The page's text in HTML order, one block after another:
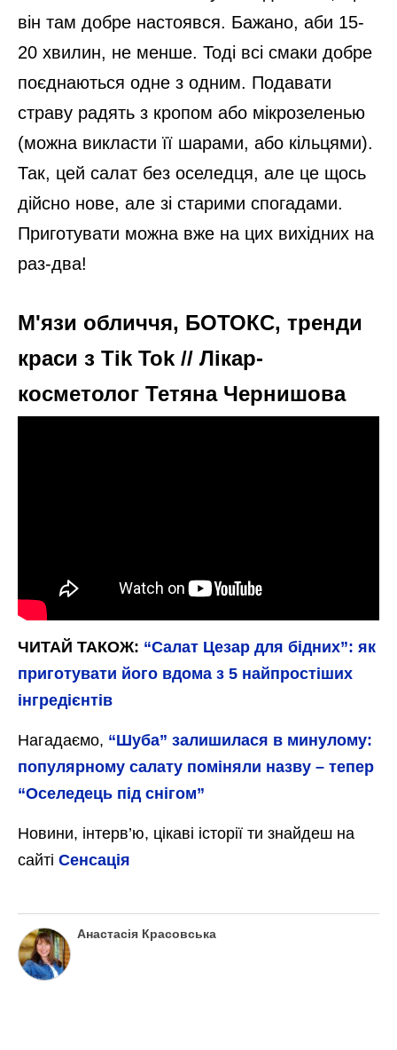
він там добре настоявся. Бажано, аби 15-
20 хвилин, не менше. Тоді всі смаки добре
поєднаються одне з одним. Подавати
страву радять з кропом або мікрозеленью
(можна викласти її шарами, або кільцями).
Так, цей салат без оселедця, але це щось
дійсно нове, але зі старими спогадами.
Приготувати можна вже на цих вихідних на
раз-два!
М'язи обличчя, БОТОКС, тренди
краси з Tik Tok // Лікар-
косметолог Тетяна Чернишова
ЧИТАЙ ТАКОЖ: “Салат Цезар для бідних”: як
приготувати його вдома з 5 найпростіших
інгредієнтів
Нагадаємо, “Шуба” залишилася в минулому:
популярному салату поміняли назву – тепер
“Оселедець під снігом”
Новини, інтерв’ю, цікаві історії ти знайдеш на
сайті Сенсація
Анастасія Красовська